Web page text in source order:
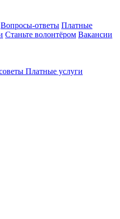
Вопросы-ответы Платные
Станьте волонтёром Вакансии
Платные услуги